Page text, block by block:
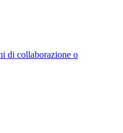
di collaborazione o